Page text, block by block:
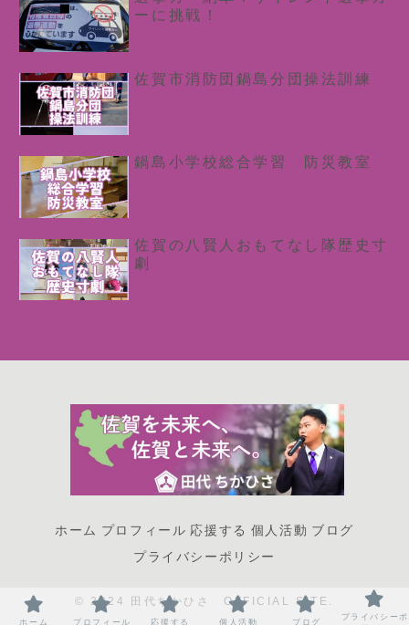
ーに挑戦！
佐賀市消防団鍋島分団操法訓練
鍋島小学校総合学習 防災教室
佐賀の八賢人おもてなし隊歴史寸
劇
ホーム プロフィール 応援する 個人活動 ブログ
プライバシーポリシー
© 2024 田代ちかひさ OFFICIAL SITE.
ホーム プロフィール 応援する 個人活動 ブログ
プライバシーポ